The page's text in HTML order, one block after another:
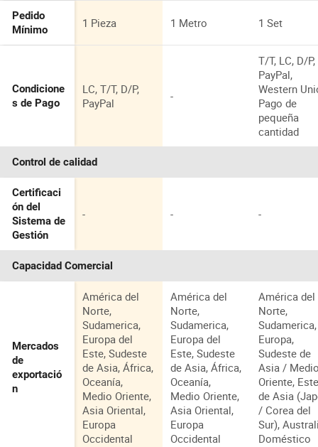
Pedido
Mínimo
1 Pieza 1 Metro 1 Set
Condicione
s de Pago
LC, T/T, D/P,
PayPal
-
T/T, LC, D/P,
PayPal,
Western
Pago de
pequeña
cantidad
Control de calidad
Certificaci
ón del
Sistema de
Gestión
- - -
Capacidad Comercial
Mercados
de
exportació
n
América del
Norte,
Sudamerica,
Europa del
Este, Sudeste
de Asia, África,
Oceanía,
Medio Oriente,
Asia Oriental,
Europa
Occidental
América del
Norte,
Sudamerica,
Europa del
Este, Sudeste
de Asia, África,
Oceanía,
Medio Oriente,
Asia Oriental,
Europa
Occidental
América del
Norte,
Sudamerica,
Europa,
Sudeste de
Asia /
Oriente,
de Asia
/ Corea del
Sur),
Doméstico